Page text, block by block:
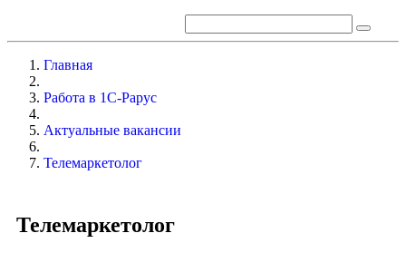
Главная
Работа в 1С-Рарус
Актуальные вакансии
Телемаркетолог
Телемаркетолог